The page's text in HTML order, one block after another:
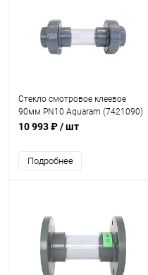
Стекло смотровое клеевое
90мм PN10 Aquaram (7421090)
10 993 ₽/ шт
Подробнее